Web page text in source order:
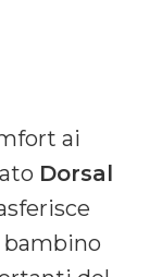
ai
Dorsal
bambino